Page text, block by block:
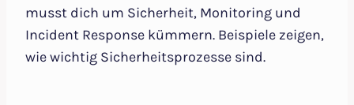
musst dich um Sicherheit, Monitoring und
Incident Response kümmern. Beispiele zeigen,
wie wichtig Sicherheitsprozesse sind.